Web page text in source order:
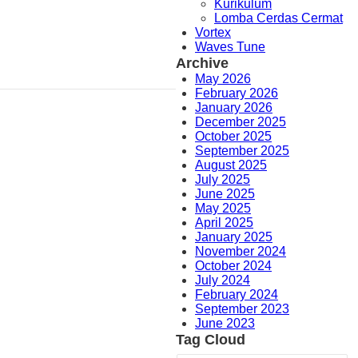
Kurikulum
Lomba Cerdas Cermat
Vortex
Waves Tune
Archive
May 2026
February 2026
January 2026
December 2025
October 2025
September 2025
August 2025
July 2025
June 2025
May 2025
April 2025
January 2025
November 2024
October 2024
July 2024
February 2024
September 2023
June 2023
Tag Cloud